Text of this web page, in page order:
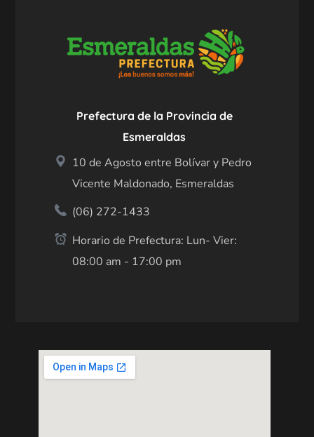
Prefectura de la Provincia de
Esmeraldas
10 de Agosto entre Bolívar y Pedro
Vicente Maldonado, Esmeraldas
(06) 272-1433
Horario de Prefectura: Lun- Vier:
08:00 am - 17:00 pm